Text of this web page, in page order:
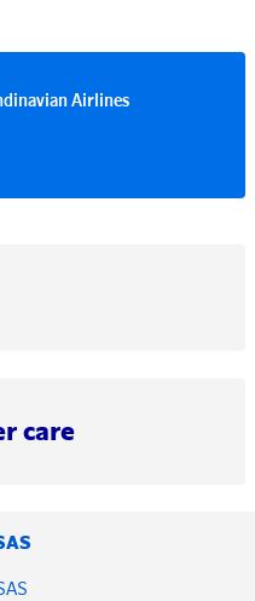
care
Airlines